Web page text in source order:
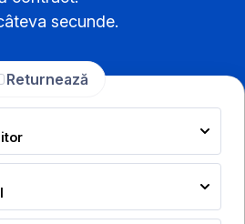
secunde.
Returnează